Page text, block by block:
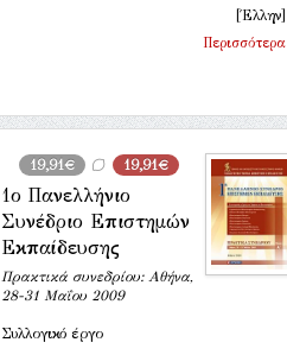
[Έλλην]
Περισσότερα
19,91€ 19,91€
1ο Πανελλήνιο
Συνέδριο Επιστημών
Εκπαίδευσης
Πρακτικά συνεδρίου: Αθήνα,
28-31 Μαΐου 2009
Συλλογικό έργο